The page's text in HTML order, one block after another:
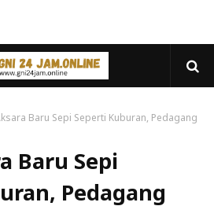
Baru Sepi Seperti Kuburan, Pedagang
Baru Sepi
Pedagang